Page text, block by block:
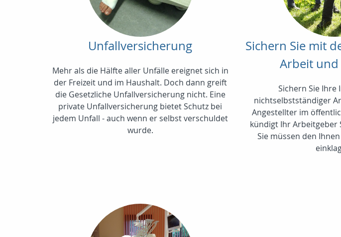
Unfallversicherung
Mehr als die Hälfte aller Unfälle ereignet sich in
der Freizeit und im Haushalt. Doch dann greift
die Gesetzliche Unfallversicherung nicht. Eine
private Unfallversicherung bietet Schutz bei
jedem Unfall - auch wenn er selbst verschuldet
wurde.
Sichern Sie mit
Arbeit
Sichern Sie Ihre
nichtselbstständiger
Angestellter im
kündigt Ihr Arbeitgeber
Sie müssen den